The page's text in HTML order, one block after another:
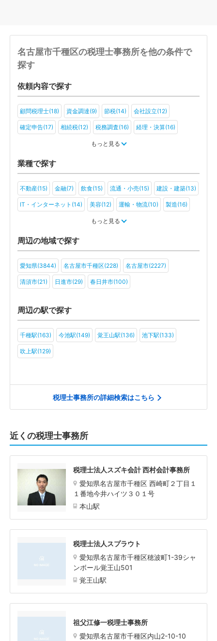
名古屋市千種区の税理士事務所を他の条件で
探す
依頼内容で探す
顧問税理士(18) 資金調達(9) 節税(14) 会社設立(12)
確定申告(17) 相続税(12) 税務調査(16) 経理・決算(16)
もっと見る
業種で探す
不動産(15) 金融(7) 飲食(15) 流通・小売(15) 建設・建築(13)
IT・インターネット(14) 美容(12) 運輸・物流(10) 製造(16)
旅行・ホテル(8)
アミューズメント・レジャー(7)
ＮＰＯ法人(4) 学校法人(2) 一般社団法人(7) その他(3)
もっと見る
周辺の地域で探す
愛知県(3844) 名古屋市千種区(228) 名古屋市(2227)
清須市(21) 日進市(29) 春日井市(100)
周辺の駅で探す
千種駅(163) 今池駅(149) 覚王山駅(136) 池下駅(133)
吹上駅(129)
税理士事務所の詳細検索はこちら
近くの税理士事務所
税理士法人スズキ会計 西村会計事務所
愛知県名古屋市千種区 西崎町２丁目１
１番地今井ハイツ３０１号
本山駅
税理士法人スプラウト
愛知県名古屋市千種区穂波町1-39シャ
ンボール覚王山501
覚王山駅
祖父江修一税理士事務所
愛知県名古屋市千種区内山2-10-10